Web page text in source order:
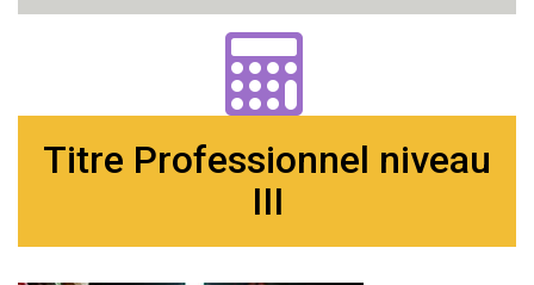
Titre Professionnel niveau
III